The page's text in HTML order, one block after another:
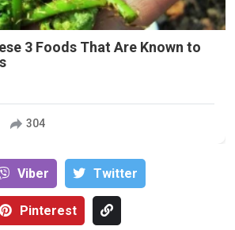
3 Foods That Are Known to
304
Viber Тwitter
Pinterest